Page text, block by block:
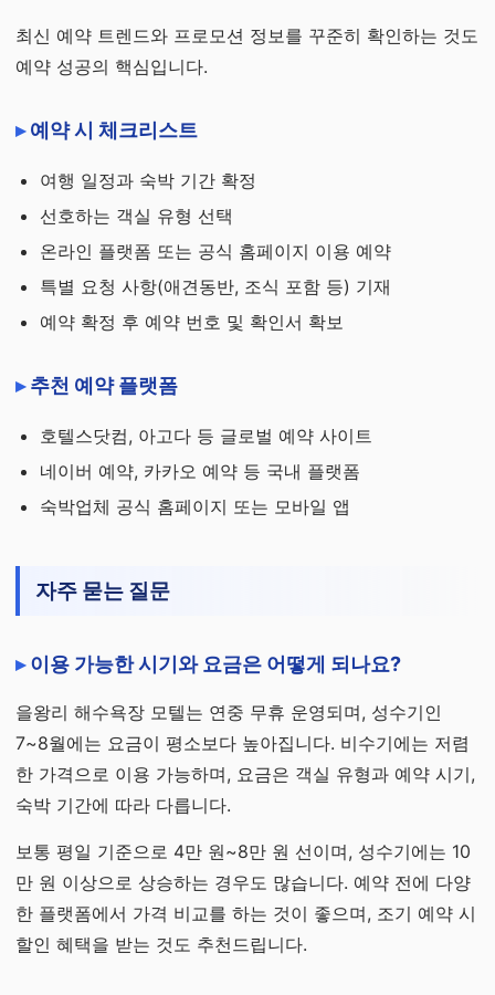
최신 예약 트렌드와 프로모션 정보를 꾸준히 확인하는 것도
예약 성공의 핵심입니다.
예약 시 체크리스트
여행 일정과 숙박 기간 확정
선호하는 객실 유형 선택
온라인 플랫폼 또는 공식 홈페이지 이용 예약
특별 요청 사항(애견동반, 조식 포함 등) 기재
예약 확정 후 예약 번호 및 확인서 확보
추천 예약 플랫폼
호텔스닷컴, 아고다 등 글로벌 예약 사이트
네이버 예약, 카카오 예약 등 국내 플랫폼
숙박업체 공식 홈페이지 또는 모바일 앱
자주 묻는 질문
이용 가능한 시기와 요금은 어떻게 되나요?
을왕리 해수욕장 모텔는 연중 무휴 운영되며, 성수기인
7~8월에는 요금이 평소보다 높아집니다. 비수기에는 저렴
한 가격으로 이용 가능하며, 요금은 객실 유형과 예약 시기,
숙박 기간에 따라 다릅니다.
보통 평일 기준으로 4만 원~8만 원 선이며, 성수기에는 10
만 원 이상으로 상승하는 경우도 많습니다. 예약 전에 다양
한 플랫폼에서 가격 비교를 하는 것이 좋으며, 조기 예약 시
할인 혜택을 받는 것도 추천드립니다.